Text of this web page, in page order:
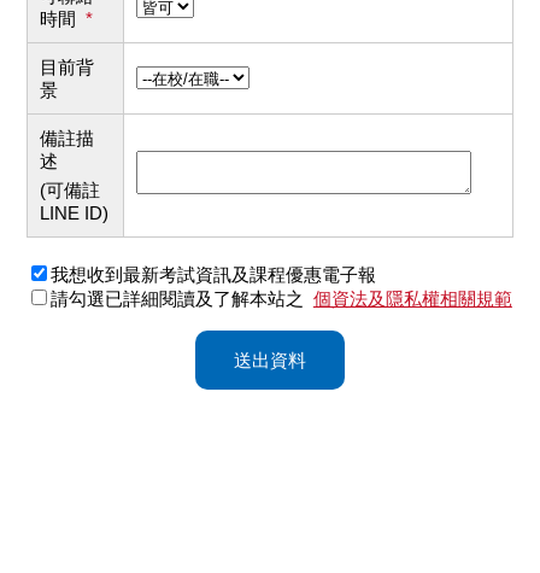
時間 *
目前背
景
備註描
述
(可備註
LINE ID)
我想收到最新考試資訊及課程優惠電子報
請勾選已詳細閱讀及了解本站之 個資法及隱私權相關規範
送出資料